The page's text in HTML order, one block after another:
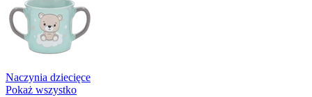
Naczynia dziecięce
Pokaż wszystko